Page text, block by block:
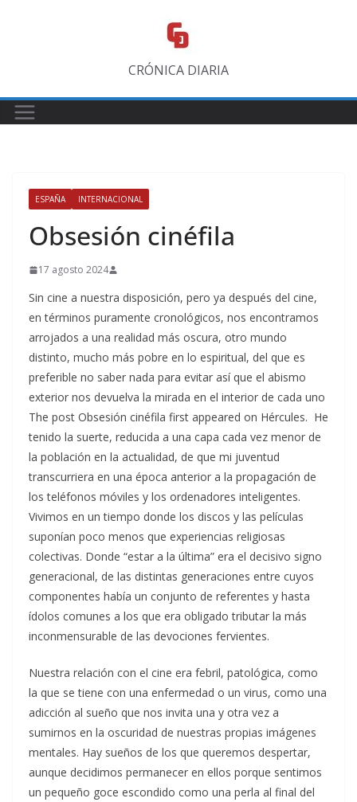
CRÓNICA DIARIA
ESPAÑA INTERNACIONAL
Obsesión cinéfila
17 agosto 2024
Sin cine a nuestra disposición, pero ya después del cine,
en términos puramente cronológicos, nos encontramos
arrojados a una realidad más oscura, otro mundo
distinto, mucho más pobre en lo espiritual, del que es
preferible no saber nada para evitar así que el abismo
exterior nos devuelva la mirada en el interior de cada uno
The post Obsesión cinéfila first appeared on Hércules. He
tenido la suerte, reducida a una capa cada vez menor de
la población en la actualidad, de que mi juventud
transcurriera en una época anterior a la propagación de
los teléfonos móviles y los ordenadores inteligentes.
Vivimos en un tiempo donde los discos y las películas
suponían poco menos que experiencias religiosas
colectivas. Donde “estar a la última” era el decisivo signo
generacional, de las distintas generaciones entre cuyos
componentes había un conjunto de referentes y hasta
ídolos comunes a los que era obligado tributar la más
inconmensurable de las devociones fervientes.
Nuestra relación con el cine era febril, patológica, como
la que se tiene con una enfermedad o un virus, como una
adicción al sueño que nos invita una y otra vez a
sumirnos en la oscuridad de nuestras propias imágenes
mentales. Hay sueños de los que queremos despertar,
aunque decidimos permanecer en ellos porque sentimos
un pequeño goce escondido como una perla al final del